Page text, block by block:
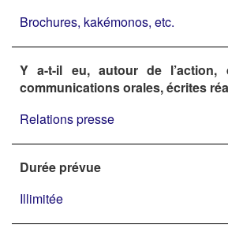
Brochures, kakémonos, etc.
Y a-t-il eu, autour de l’action,
communications orales, écrites
Relations presse
Durée prévue
Illimitée